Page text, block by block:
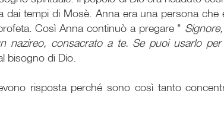
dai tempi di Mosè. Anna era una persona
Così Anna continuò a pregare "
nazireo, consacrato a te. Se puoi usarlo
bisogno di Dio.
risposta perché sono così tanto